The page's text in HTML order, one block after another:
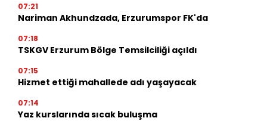
07:21
Nariman Akhundzada, Erzurumspor FK'da
07:18
TSKGV Erzurum Bölge Temsilciliği açıldı
07:15
Hizmet ettiği mahallede adı yaşayacak
07:14
Yaz kurslarında sıcak buluşma